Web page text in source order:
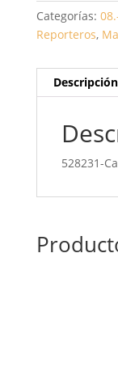
Categorías:
Reporteros,
Descripción
528231-